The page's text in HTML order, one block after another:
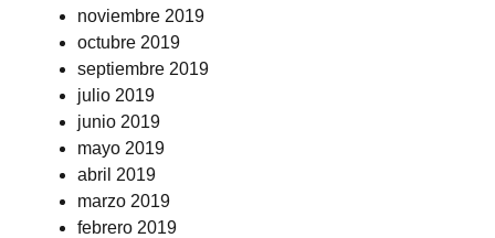
noviembre 2019
octubre 2019
septiembre 2019
julio 2019
junio 2019
mayo 2019
abril 2019
marzo 2019
febrero 2019